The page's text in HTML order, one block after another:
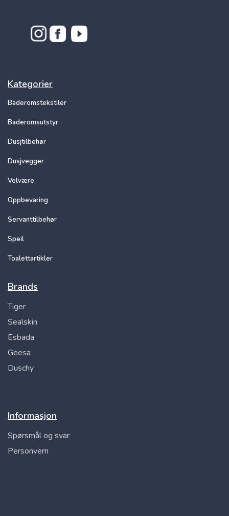
Kategorier
Baderomstekstiler
Baderomsutstyr
Dusjtilbehør
Dusjvegger
Velvære
Oppbevaring
Servanttilbehør
Speil
Toalettartikler
Brands
Tiger
Sealskin
Esbada
Geesa
Duschy
Informasjon
Spørsmål og svar
Personvern